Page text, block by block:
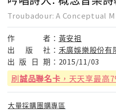
Troubadour: A Conceptual
作 者： 黃安祖
出
版 社： 禾廣娛樂股份有
出 版 日 期： 2015/11/03
刷誠品聯名卡 ，天天享最高
大量採購團購專區